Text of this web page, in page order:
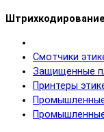
Смотчики
Защищенные
Принтеры